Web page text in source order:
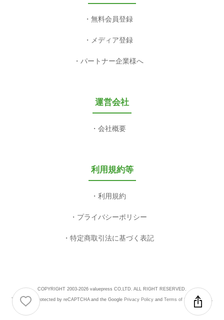
無料会員登録
メディア登録
パートナー企業様へ
運営会社
会社概要
利用規約等
利用規約
プライバシーポリシー
特定商取引法に基づく表記
COPYRIGHT 2003-2026 valuepress CO,LTD. ALL RIGHT RESERVED.
This site is protected by reCAPTCHA and the Google Privacy Policyand Terms of Serviceapply.